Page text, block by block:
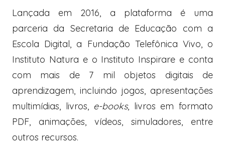
Lançada em 2016, a plataforma é uma
parceria da Secretaria de Educação com a
Escola Digital, a Fundação Telefônica Vivo, o
Instituto Natura e o Instituto Inspirare e conta
com mais de 7 mil objetos digitais de
aprendizagem, incluindo jogos, apresentações
multimídias, livros, e-books, livros em formato
PDF, animações, vídeos, simuladores, entre
outros recursos.